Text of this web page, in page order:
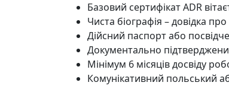
Базовий сертифікат ADR
Чиста біографія – довідка
Дійсний паспорт або
Документально
Мінімум 6 місяців досвіду
Комунікативний польський